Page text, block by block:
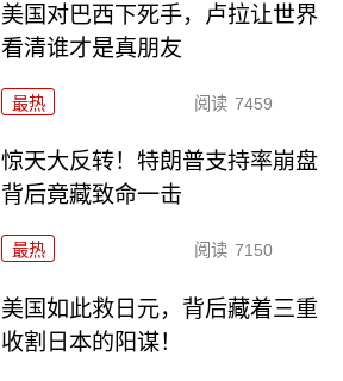
美国对巴西下死手，卢拉让世界
看清谁才是真朋友
最热 阅读 7459
惊天大反转！特朗普支持率崩盘
背后竟藏致命一击
最热 阅读 7150
美国如此救日元，背后藏着三重
收割日本的阳谋！